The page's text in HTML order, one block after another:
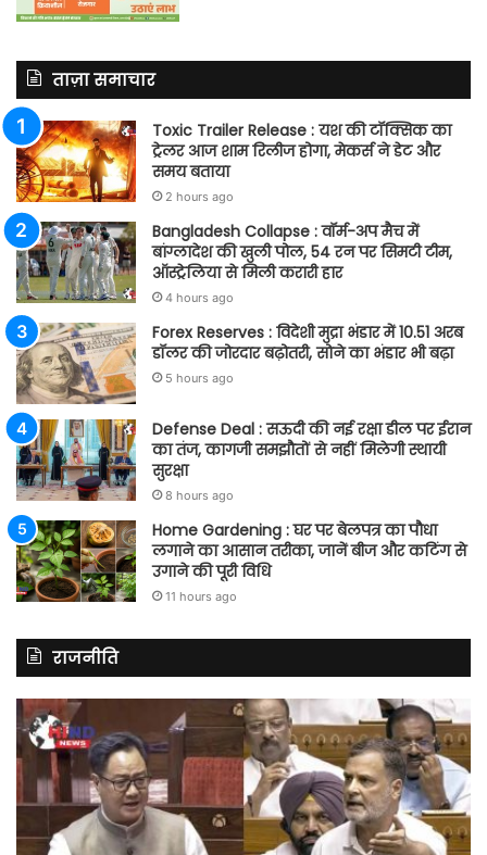
ताज़ा समाचार
Toxic Trailer Release : यश की टॉक्सिक का
ट्रेलर आज शाम रिलीज होगा, मेकर्स ने डेट और
समय बताया
2 hours ago
Bangladesh Collapse : वॉर्म-अप मैच में
बांग्लादेश की खुली पोल, 54 रन पर सिमटी टीम,
ऑस्ट्रेलिया से मिली करारी हार
4 hours ago
Forex Reserves : विदेशी मुद्रा भंडार में 10.51 अरब
डॉलर की जोरदार बढ़ोतरी, सोने का भंडार भी बढ़ा
5 hours ago
Defense Deal : सऊदी की नई रक्षा डील पर ईरान
का तंज, कागजी समझौतों से नहीं मिलेगी स्थायी
सुरक्षा
8 hours ago
Home Gardening : घर पर बेलपत्र का पौधा
लगाने का आसान तरीका, जानें बीज और कटिंग से
उगाने की पूरी विधि
11 hours ago
राजनीति